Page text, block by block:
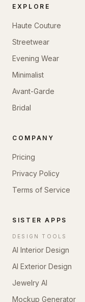
EXPLORE
Haute Couture
Streetwear
Evening Wear
Minimalist
Avant-Garde
Bridal
COMPANY
Pricing
Privacy Policy
Terms of Service
SISTER APPS
DESIGN TOOLS
AI Interior Design
AI Exterior Design
Jewelry AI
Mockup Generator